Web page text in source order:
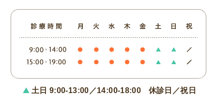
土日 9:00-13:00／14:00-18:00 休診日／祝日